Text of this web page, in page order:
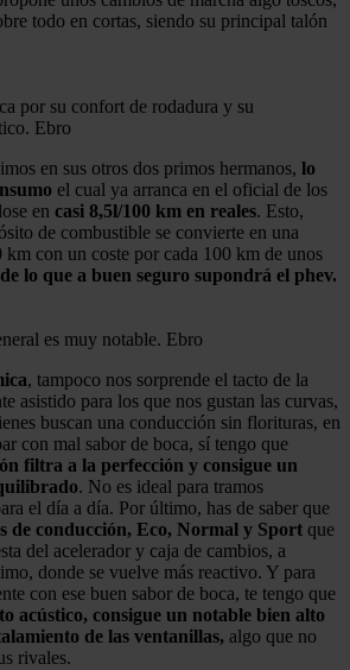
todo en cortas, siendo su principal talón
por su confort de rodadura y su
Ebro
en sus otros dos primos hermanos, lo
el cual ya arranca en el oficial de los
en casi 8,5l/100 km en reales. Esto,
de combustible se convierte en una
km con un coste por cada 100 km de unos
lo que a buen seguro supondrá el phev.
es muy notable. Ebro
, tampoco nos sorprende el tacto de la
asistido para los que nos gustan las curvas,
buscan una conducción sin florituras, en
con mal sabor de boca, sí tengo que
filtra a la perfección y consigue un
. No es ideal para tramos
el día a día. Por último, has de saber que
de conducción, Eco, Normal y Sport que
del acelerador y caja de cambios, a
donde se vuelve más reactivo. Y para
con ese buen sabor de boca, te tengo que
acústico, consigue un notable bien alto
de las ventanillas, algo que no
rivales.